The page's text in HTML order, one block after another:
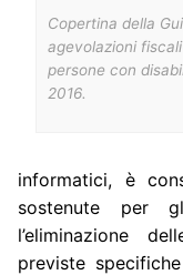
Copertina della
agevolazioni
persone con
2016.
informatici, è
sostenute per
l’eliminazione
previste